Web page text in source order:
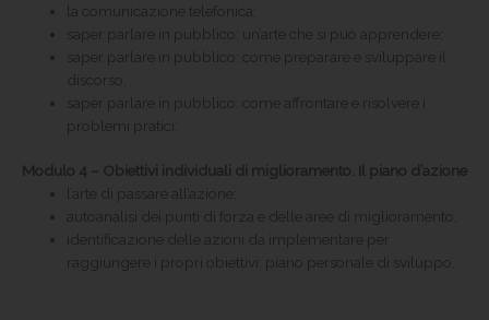
la comunicazione telefonica;
saper parlare in pubblico: un’arte che si può apprendere;
saper parlare in pubblico: come preparare e sviluppare il
discorso;
saper parlare in pubblico: come affrontare e risolvere i
problemi pratici;
Modulo 4 – Obiettivi individuali di miglioramento. Il piano d’azione
l’arte di passare all’azione;
autoanalisi dei punti di forza e delle aree di miglioramento;
identificazione delle azioni da implementare per
raggiungere i propri obiettivi: piano personale di sviluppo.